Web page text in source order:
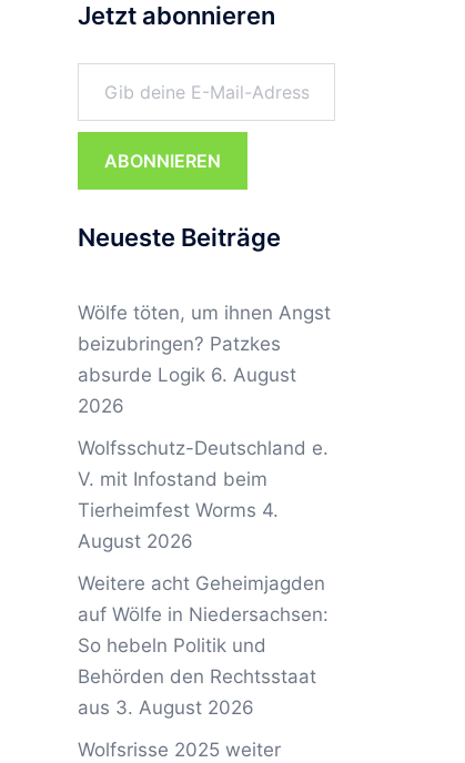
Jetzt abonnieren
Gib deine E-Mail-Adresse ein ...
ABONNIEREN
Neueste Beiträge
Wölfe töten, um ihnen Angst
beizubringen? Patzkes
absurde Logik 6. August
2026
Wolfsschutz-Deutschland e.
V. mit Infostand beim
Tierheimfest Worms 4.
August 2026
Weitere acht Geheimjagden
auf Wölfe in Niedersachsen:
So hebeln Politik und
Behörden den Rechtsstaat
aus 3. August 2026
Wolfsrisse 2025 weiter